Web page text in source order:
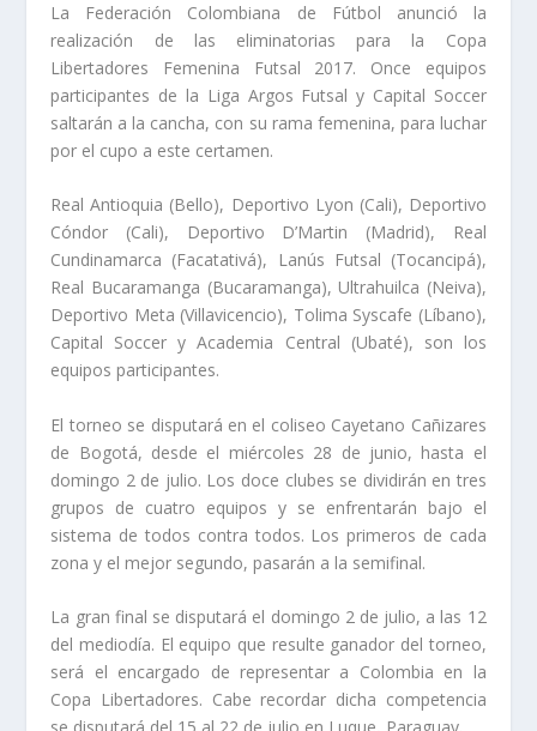
La Federación Colombiana de Fútbol anunció la
realización de las eliminatorias para la Copa
Libertadores Femenina Futsal 2017. Once equipos
participantes de la Liga Argos Futsal y Capital Soccer
saltarán a la cancha, con su rama femenina, para luchar
por el cupo a este certamen.
Real Antioquia (Bello), Deportivo Lyon (Cali), Deportivo
Cóndor (Cali), Deportivo D’Martin (Madrid), Real
Cundinamarca (Facatativá), Lanús Futsal (Tocancipá),
Real Bucaramanga (Bucaramanga), Ultrahuilca (Neiva),
Deportivo Meta (Villavicencio), Tolima Syscafe (Líbano),
Capital Soccer y Academia Central (Ubaté), son los
equipos participantes.
El torneo se disputará en el coliseo Cayetano Cañizares
de Bogotá, desde el miércoles 28 de junio, hasta el
domingo 2 de julio. Los doce clubes se dividirán en tres
grupos de cuatro equipos y se enfrentarán bajo el
sistema de todos contra todos. Los primeros de cada
zona y el mejor segundo, pasarán a la semifinal.
La gran final se disputará el domingo 2 de julio, a las 12
del mediodía. El equipo que resulte ganador del torneo,
será el encargado de representar a Colombia en la
Copa Libertadores. Cabe recordar dicha competencia